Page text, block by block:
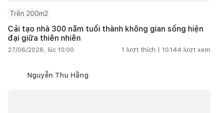
Trên 200m2
Cải tạo nhà 300 năm tuổi thành không gian sống hiện
đại giữa thiên nhiên
27/06/2026, lúc 10:00 1 lượt thích | 10.144 lượt xem
Nguyễn Thu Hằng